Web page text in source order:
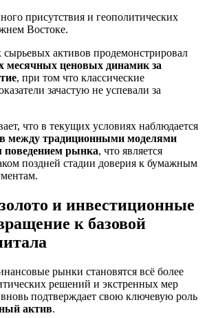
присутствия и геополитических
Востоке.
активов продемонстрировал
месячных ценовых динамик за
, при том что классические
зачастую не успевали за
что в текущих условиях наблюдается
между традиционными моделями
поведением рынка, что является
поздней стадии доверия к бумажным
и инвестиционные
к базовой
рынки становятся всё более
решений и экстренных мер
вновь подтверждает свою ключевую роль
актив.